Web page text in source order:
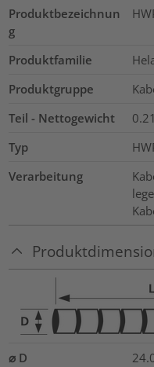
Produktbezeichnun
g
Produktfamilie
Produktgruppe
Teil - Nettogewicht
0.21
Typ
Verarbeitung
⌀ D